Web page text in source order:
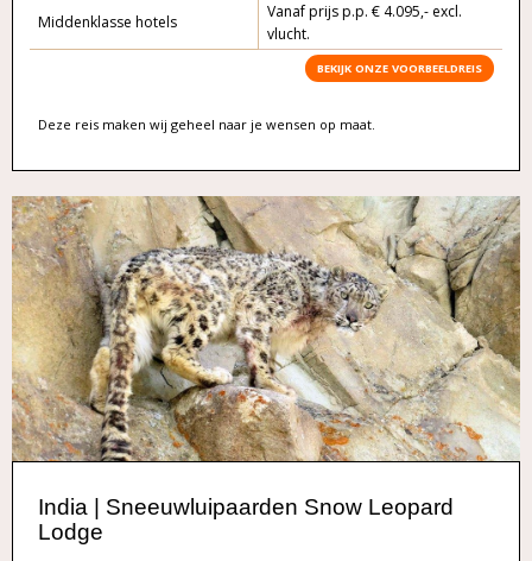
Middenklasse hotels
Vanaf prijs p.p. € 4.095,- excl.
vlucht.
BEKIJK ONZE VOORBEELDREIS
Deze reis maken wij geheel naar je wensen op maat.
India | Sneeuwluipaarden Snow Leopard
Lodge